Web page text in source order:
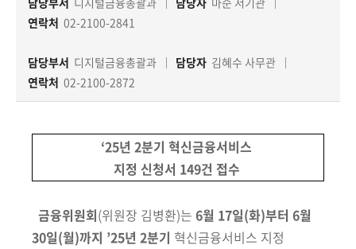
책
정
연락처 02-2100-2841
담당부서 디지털금융총괄과 담당자 김혜수 사무관
연락처 02-2100-2872
‘25년 2분기 혁신금융서비스
지정 신청서 149건 접수
금융위원회(위원장 김병환)는 6월 17일(화)부터 6월
30일(월)까지 ’25년 2분기 혁신금융서비스 지정